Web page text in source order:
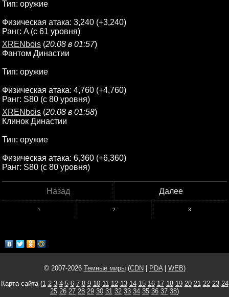
Тип: оружие
Физическая атака: 3,240 (+3,240)
Ранг: A (с 61 уровня)
XRENbois (20.08 в 01:57)
Фантом Династии
Тип: оружие
Физическая атака: 4,760 (+4,760)
Ранг: S80 (с 80 уровня)
XRENbois (20.08 в 01:58)
Клинок Династии
Тип: оружие
Физическая атака: 6,360 (+6,360)
Ранг: S80 (с 80 уровня)
Назад Далее
1 2 3
© 2007-2026 Темные миры(CDN PDA| WEB)
Карта сайта (1 2 3 4 5 6 7 8 9 10 11 12 13 14 15 16 17 18 19 20 21 22 23 24
25 26 27 28 29 30 31 32 33 34 35 36 37 38)